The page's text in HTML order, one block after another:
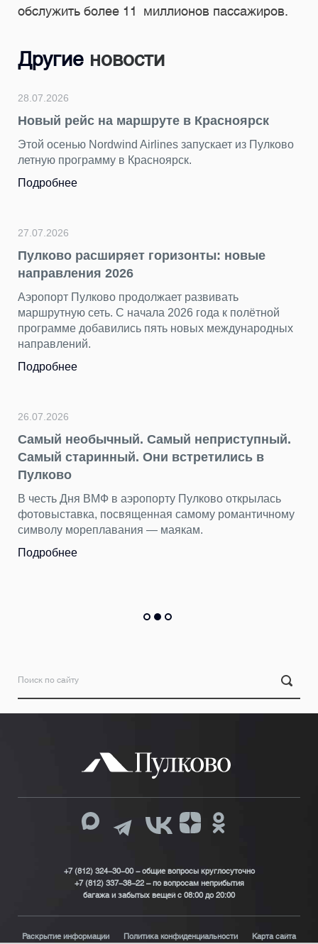
обслужить более 11 миллионов пассажиров.
Другие новости
28.07.2026
Новый рейс на маршруте в Красноярск
Этой осенью Nordwind Airlines запускает из Пулково
летную программу в Красноярск.
Подробнее
27.07.2026
Пулково расширяет горизонты: новые
направления 2026
Аэропорт Пулково продолжает развивать
маршрутную сеть. С начала 2026 года к полётной
программе добавились пять новых международных
направлений.
Подробнее
26.07.2026
Самый необычный. Самый неприступный.
Самый старинный. Они встретились в
Пулково
В честь Дня ВМФ в аэропорту Пулково открылась
фотовыставка, посвященная самому романтичному
символу мореплавания — маякам.
Подробнее
+7 (812) 324-30-00 - общие вопросы круглосуточно
+7 (812) 337-38-22 – по вопросам неприбытия
багажа и забытых вещей с 08:00 до 20:00
Раскрытие информации Политика конфиденциальности Карта сайта